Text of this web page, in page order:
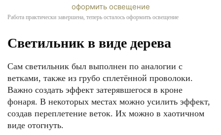
Работа практически завершена, теперь осталось оформить освещение
Светильник в виде дерева
Сам светильник был выполнен по аналогии с
ветками, также из грубо сплетённой проволоки.
Важно создать эффект затерявшегося в кроне
фонаря. В некоторых местах можно усилить эффект,
создав переплетение веток. Их можно в хаотичном
виде отогнуть.